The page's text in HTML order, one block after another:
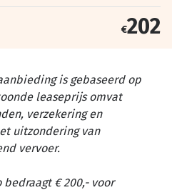
€202
is gebaseerd op
leaseprijs omvat
verzekering en
uitzondering van
vervoer.
€ 200,- voor